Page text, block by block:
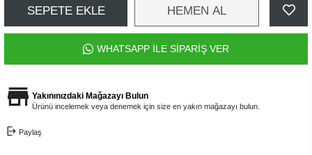
SEPETE EKLE HEMEN AL
WHATSAPP İLE SİPARİŞ VER
Yakınınızdaki Mağazayı Bulun
Ürünü incelemek veya denemek için size en yakın mağazayı bulun.
Paylaş